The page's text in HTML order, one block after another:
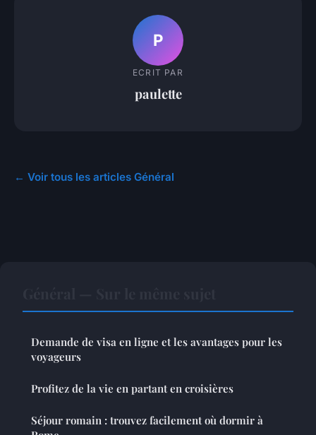
P
ECRIT PAR
paulette
← Voir tous les articles Général
Demande de visa en ligne et les avantages pour les
voyageurs
Profitez de la vie en partant en croisières
Séjour romain : trouvez facilement où dormir à